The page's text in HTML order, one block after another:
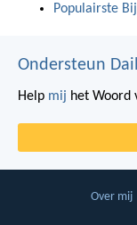
Populairste
Ondersteun
Help mij het Woord
Over mij